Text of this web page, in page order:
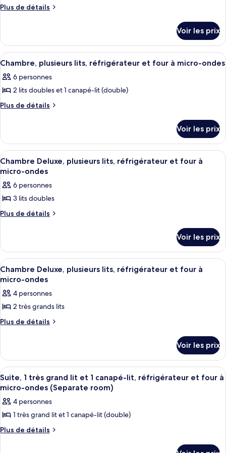
pour
de
chambre :
Chambre,
2
grands
réfrigérateur
à
micro-
ondes
Plus de détails
Plus
le
type
de
Chambre,
2
lits,
à
micro-
ondes
Voir les prix
Afficher
toutes
les
photos
pour
de
chambre :
Chambre,
plusieurs
lits,
réfrigérateur
et
four
micro-
ondes
Une chambre d’hôtel avec deux lits,
5
Chambre, plusieurs lits, réfrigérateur et four à micro-ondes
6 personnes
2 lits doubles et 1 canapé-lit (double)
Plus de détails
Plus
le
type
de
chambre
plusieurs
lits,
et
ondes
Voir les prix
Afficher
toutes
les
photos
pour
ce
chambre :
Chambre
Deluxe,
plusieurs
lits,
réfrigérateur
et
micro-
ondes
Une chambre d’hôtel avec deux lits,
5
Chambre Deluxe, plusieurs lits, réfrigérateur et four à
micro-ondes
6 personnes
3 lits doubles
Plus de détails
Plus
le
type
de
chambre
Deluxe,
plusieurs
réfrigérateur
micro-
ondes
Voir les prix
Afficher
toutes
les
photos
pour
ce
chambre :
Chambre
Deluxe,
plusieurs
lits,
réfrigérateur
et
Literie de qualité supérieure,
4
Chambre Deluxe, plusieurs lits, réfrigérateur et four à
micro-ondes
4 personnes
2 très grands lits
Plus de détails
Plus
le
type
de
chambre
Deluxe,
plusieurs
réfrigérateur
Voir les prix
Afficher
toutes
les
photos
pour
ce
Une chambre d’hôtel moderne
4
Suite, 1 très grand lit et 1 canapé-lit, réfrigérateur et four à
micro-ondes (Separate room)
4 personnes
1 très grand lit et 1 canapé-lit (double)
Plus de détails
Plus